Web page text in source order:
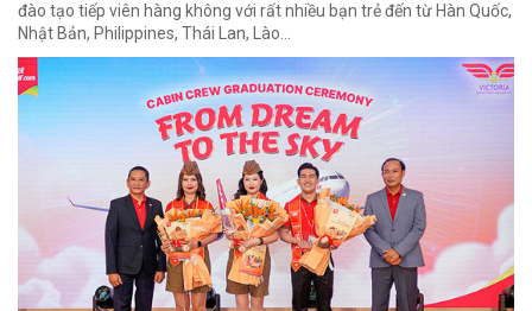
đào tạo tiếp viên hàng không với rất nhiều bạn trẻ đến từ Hàn Quốc,
Nhật Bản, Philippines, Thái Lan, Lào…